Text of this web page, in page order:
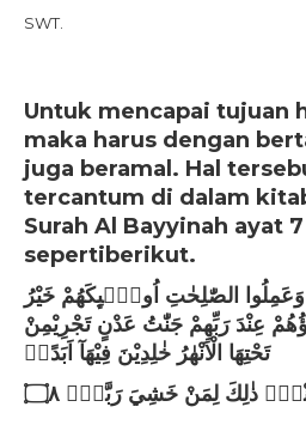
SWT.
Untuk mencapai tujuan
maka harus dengan
juga beramal. Hal
tercantum di dalam
Surah Al Bayyinah ayat
sepertiberikut.
وَعَمِلُوا الصّٰلِحٰتِ اُولٰۤىِٕكَهُمْ خَيْرُ
۝٧ جَزَاۤؤُهُمْ عِنْدَ رَبِّهِمْ جَنّٰتُ عَدْنٍ تَجْرِيْمِنْ
تَحْتِهَا الْاَنْهٰرُ خٰلِدِيْنَ فِيْهَآ اَبَدًاۗ
ذٰلِكَ لِمَنْ خَشِيَ رَبَّهٗࣖ ۝٨